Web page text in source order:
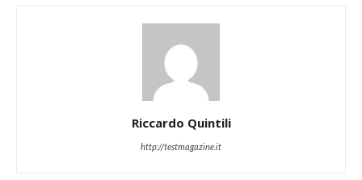
Riccardo Quintili
http://testmagazine.it